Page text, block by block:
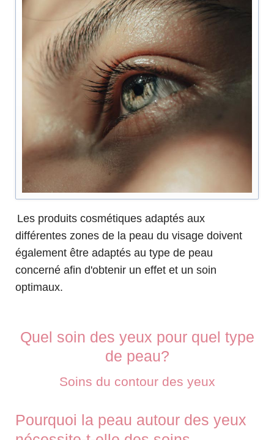
Les produits cosmétiques adaptés aux
différentes zones de la peau du visage doivent
également être adaptés au type de peau
concerné afin d'obtenir un effet et un soin
optimaux.
Quel soin des yeux pour quel type
de peau?
Soins du contour des yeux
Pourquoi la peau autour des yeux